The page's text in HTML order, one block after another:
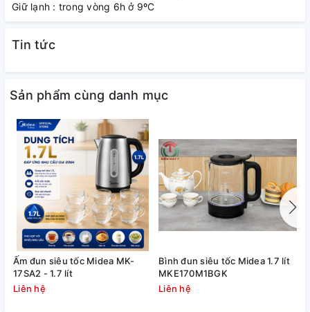
Giữ lạnh : trong vòng 6h ở 9ºC
Tin tức
Sản phẩm cùng danh mục
Ấm đun siêu tốc Midea MK-
17SA2 - 1.7 lít
Liên hệ
Bình đun siêu tốc Midea 1.7 lít
MKE170M1BGK
Liên hệ